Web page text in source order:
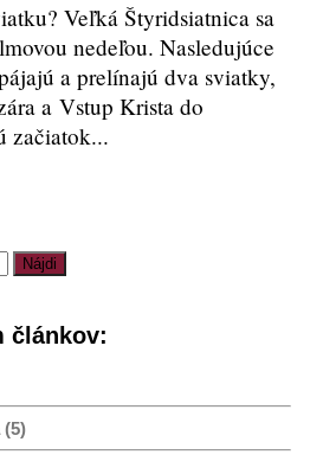
Veľká Štyridsiatnica sa
nedeľou. Nasledujúce
a prelínajú dva sviatky,
a Vstup Krista do
začiatok...
článkov: